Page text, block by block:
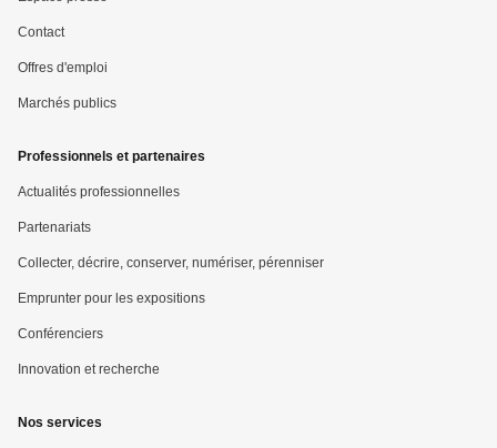
Pied
de
page
Contact
Offres d'emploi
Marchés publics
Professionnels et partenaires
Actualités professionnelles
Partenariats
Collecter, décrire, conserver, numériser, pérenniser
Emprunter pour les expositions
Conférenciers
Innovation et recherche
Nos services